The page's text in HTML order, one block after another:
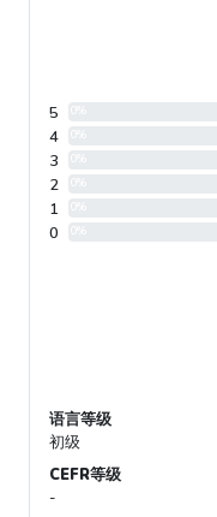
5
4
3
2
1
0
语言等级
初级
CEFR等级
-